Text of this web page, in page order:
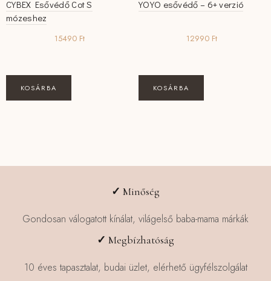
CYBEX Esővédő Cot S
mózeshez
15490 Ft
KOSÁRBA
YOYO esővédő – 6+ verzió
12990 Ft
KOSÁRBA
✓ Minőség
Gondosan válogatott kínálat, világelső baba-mama márkák
✓ Megbízhatóság
10 éves tapasztalat, budai üzlet, elérhető ügyfélszolgálat